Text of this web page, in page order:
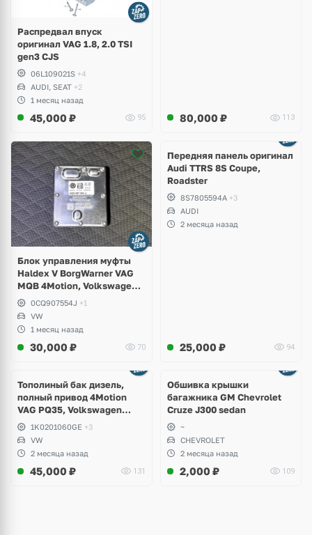
Распредвал впуск
оригинал VAG 1.8, 2.0 TSI
gen3 CJS
06L109021S +4
AUDI, SEAT +2
1 месяц назад
45,000 ₽ 95 80,000 ₽ 113
Блок управления муфты
Haldex V BorgWarner VAG
MQB 4Motion, Volkswagen
Tiguan
0CQ907554J +1
VW
1 месяц назад
30,000 ₽ 70
2 фото
Передняя панель оригинал
Audi TTRS 8S Coupe,
Roadster
8S7805594A +3
AUDI
2 месяца назад
25,000 ₽ 94
Тополиный бак дизель,
полный привод 4Motion
VAG PQ35, Volkswagen
Scirocco, Golf V, VI, Skoda
Yeti, Octavia A5, Superb,
Audi A3, Seat Altea
1K0201060GE +3
VW
2 месяца назад
45,000 ₽ 131
Обшивка крышки
багажника GM Chevrolet
Cruze J300 sedan
~
CHEVROLET
2 месяца назад
2,000 ₽ 109